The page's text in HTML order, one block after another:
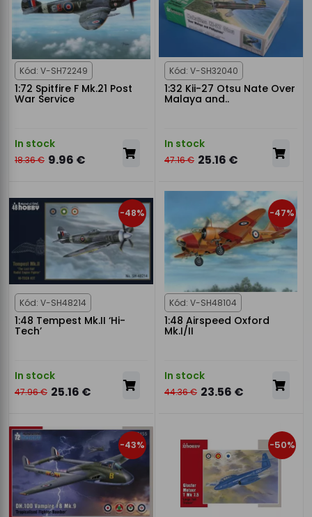
Kód: V-SH72249
1:72 Spitfire F Mk.21 Post
War Service
In stock
18.36 € 9.96 €
Kód: V-SH32040
1:32 Kii-27 Otsu Nate Over
Malaya and..
In stock
47.16 € 25.16 €
-48%
Kód: V-SH48214
1:48 Tempest Mk.II ‘Hi-
Tech’
In stock
47.96 € 25.16 €
-47%
Kód: V-SH48104
1:48 Airspeed Oxford
Mk.I/II
In stock
44.36 € 23.56 €
-43% -50%